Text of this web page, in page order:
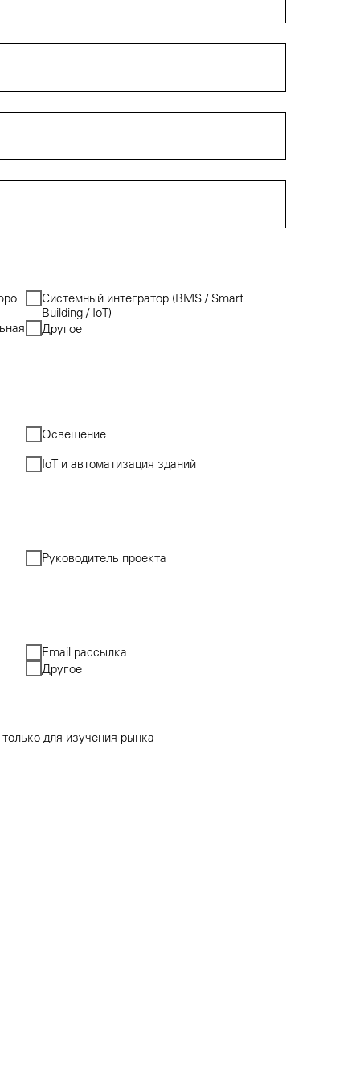
Системный интегратор (BMS / Smart
Building / IoT)
Другое
Освещение
IoT и автоматизация зданий
Руководитель проекта
Email рассылка
Другое
для изучения рынка